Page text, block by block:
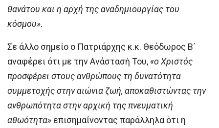
θανάτου και η αρχή της αναδημιουργίας του
κόσμου».
Σε άλλο σημείο o Πατριάρχης κ.κ. Θεόδωρος Β΄
αναφέρει ότι με την Ανάστασή Του, «ο Χριστός
προσφέρει στους ανθρώπους τη δυνατότητα
συμμετοχής στην αιώνια ζωή, αποκαθιστώντας την
ανθρωπότητα στην αρχική της πνευματική
αθωότητα» επισημαίνοντας παράλληλα ότι η